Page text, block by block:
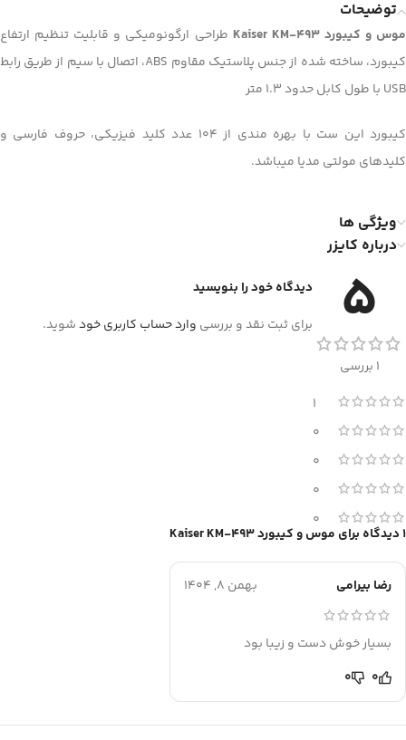
توضیحات
موس و کیبورد Kaiser KM-493
طراحی ارگونومیکی و قابلیت تنظیم ارتفاع
کیبورد، ساخته شده از جنس پلاستیک مقاوم ABS، اتصال با سیم از طریق رابط
USB با طول کابل حدود 1.3 متر
کیبورد این ست با بهره مندی از 104 عدد کلید فیزیکی، حروف فارسی و
کلیدهای مولتی مدیا میباشد.
ویژگی ها
درباره کایزر
5
1 بررسی
1
0
0
0
0
1 دیدگاه برای موس و کیبورد Kaiser KM-493
رضا بیرامی بهمن 8, 1404
بسیار خوش دست و زیبا بود
0
0
دیدگاه خود را بنویسید
برای ثبت نقد و بررسی وارد حساب کاربری خودشوید.